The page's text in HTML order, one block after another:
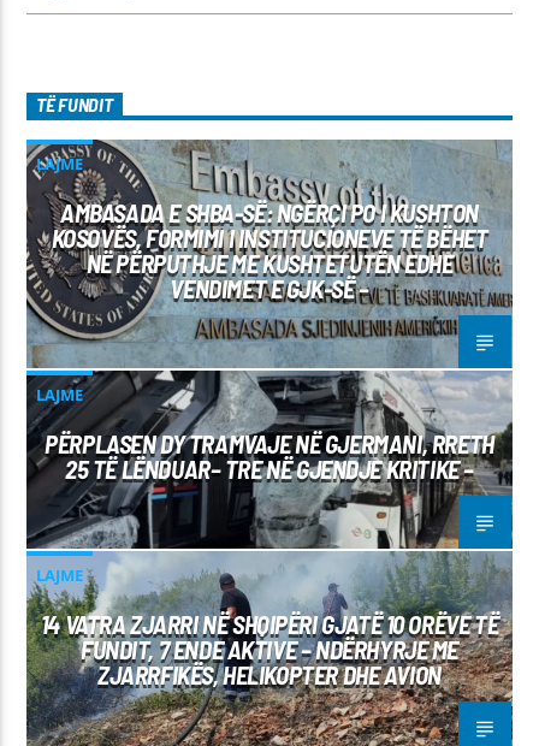
TË FUNDIT
LAJME
AMBASADA E SHBA-SË: NGËRÇI PO I KUSHTON
KOSOVËS, FORMIMI I INSTITUCIONEVE TË BËHET
NË PËRPUTHJE ME KUSHTETUTËN EDHE
VENDIMET E GJK-SË –
LAJME
PËRPLASEN DY TRAMVAJE NË GJERMANI, RRETH
25 TË LËNDUAR– TRE NË GJENDJE KRITIKE –
LAJME
14 VATRA ZJARRI NË SHQIPËRI GJATË 10 ORËVE TË
FUNDIT, 7 ENDE AKTIVE – NDËRHYRJE ME
ZJARRFIKËS, HELIKOPTER DHE AVION